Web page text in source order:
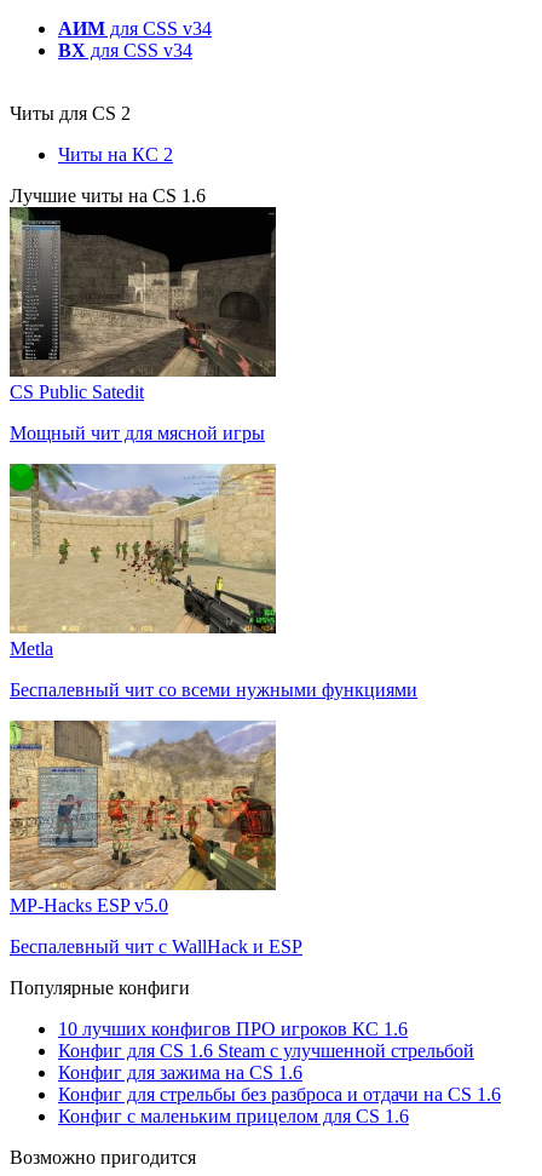
АИМ для CSS v34
ВХ для CSS v34
Читы для CS 2
Читы на КС 2
Лучшие читы на CS 1.6
CS Public Satedit
Мощный чит для мясной игры
Metla
Беспалевный чит со всеми нужными функциями
MP-Hacks ESP v5.0
Беспалевный чит с WallHack и ESP
Популярные конфиги
10 лучших конфигов ПРО игроков КС 1.6
Конфиг для CS 1.6 Steam с улучшенной стрельбой
Конфиг для зажима на CS 1.6
Конфиг для стрельбы без разброса и отдачи на CS 1.6
Конфиг с маленьким прицелом для CS 1.6
Возможно пригодится